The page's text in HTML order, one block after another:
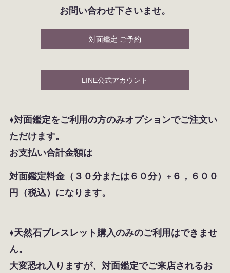
お問い合わせ下さいませ。
対面鑑定 ご予約
LINE公式アカウント
♦対面鑑定をご利用の方のみオプションでご注文い
ただけます。
お支払い合計金額は
対面鑑定料金（３０分または６０分）+６，６００
円（税込）になります。
♦天然石ブレスレット購入のみのご利用はできませ
ん。
大変恐れ入りますが、対面鑑定でご来店されるお